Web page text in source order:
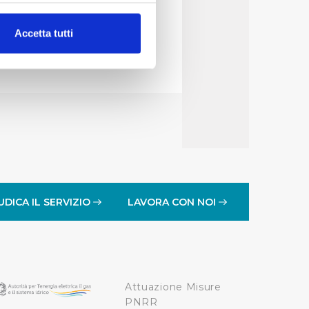
(impronte
che l’Utente ha fornito
i singoli cookie
Accetta tutti
IL SERVIZIO LAVORA CON NOI
Attuazione Misure
PNRR